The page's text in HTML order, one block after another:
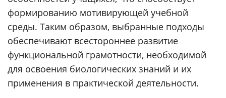
формированию мотивирующей учебной
среды. Таким образом, выбранные подходы
обеспечивают всестороннее развитие
функциональной грамотности, необходимой
для освоения биологических знаний и их
применения в практической деятельности.